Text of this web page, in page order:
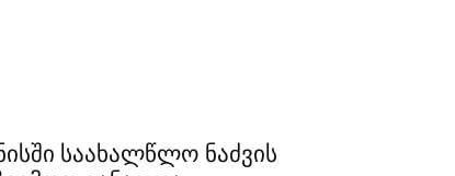
საახალწლო ნაძვის